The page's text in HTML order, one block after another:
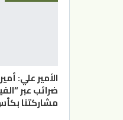
الأمير علي:
ضرائب عبر
مشاركتنا